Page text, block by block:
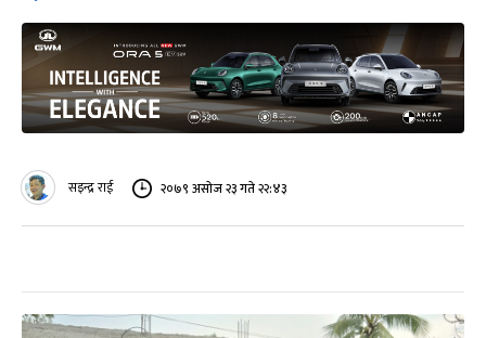
सइन्द्र राई २०७९ असोज २३ गते २२:४३